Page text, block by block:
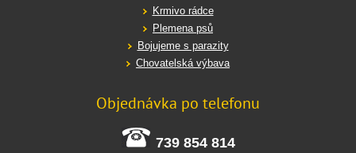
Krmivo rádce
Plemena psů
Bojujeme s parazity
Chovatelská výbava
Objednávka po telefonu
739 854 814